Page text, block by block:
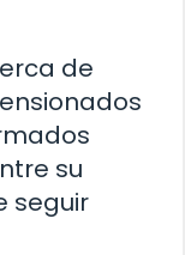
de
su
seguir